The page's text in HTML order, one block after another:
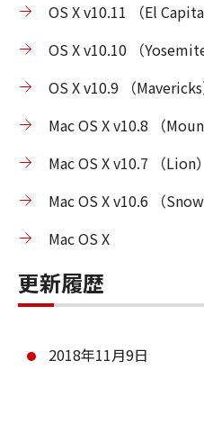
OS X v10.11 （El
OS X v10.10 （Yosemite
OS X v10.9 （Mavericks
Mac OS X v10.8 （
Mac OS X v10.7 （Lion）
Mac OS X v10.6 （
Mac OS X
更新履歴
2018年11月9日